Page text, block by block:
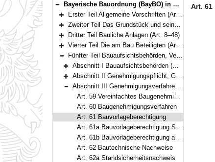
Bereich reduzieren
Bayerische Bauordnung (BayBO) in der Fassung der Bekanntmachung vom 14. August 2007 (GVBl. S. 588) BayRS 2132-1-B (Art. 1–84)
Bereich erweitern
Erster Teil Allgemeine Vorschriften (Art. 1–3)
Bereich erweitern
Zweiter Teil Das Grundstück und seine Bebauung (Art. 4–7)
Bereich erweitern
Dritter Teil Bauliche Anlagen (Art. 8–48)
Bereich erweitern
Vierter Teil Die am Bau Beteiligten (Art. 49–52)
Bereich reduzieren
Fünfter Teil Bauaufsichtsbehörden, Verfahren (Art. 53–78)
Bereich erweitern
Abschnitt I Bauaufsichtsbehörden (Art. 53–54)
Bereich erweitern
Abschnitt II Genehmigungspflicht, Genehmigungsfreiheit (Art. 55–58)
Bereich reduzieren
Abschnitt III Genehmigungsverfahren (Art. 59–73a)
Art. 59 Vereinfachtes Baugenehmigungsverfahren
Art. 60 Baugenehmigungsverfahren
Art. 61 Bauvorlageberechtigung
Art. 61a Bauvorlageberechtigung Staatsangehöriger anderer Mitgliedstaaten
Art. 61b Bauvorlageberechtigung auswärtiger Dienstleister
Art. 62 Bautechnische Nachweise
Art. 62a Standsicherheitsnachweis
Art. 61